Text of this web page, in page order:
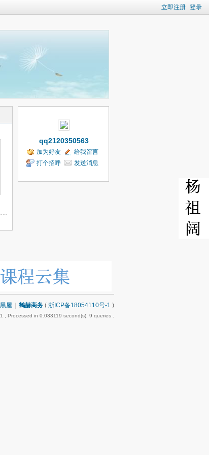
立即注册 登录
qq2120350563
加为好友
给我留言
打个招呼
发送消息
屋 | 鹤赫商务 ( 浙ICP备18054110号-1 )
, Processed in 0.033119 second(s), 9 queries .